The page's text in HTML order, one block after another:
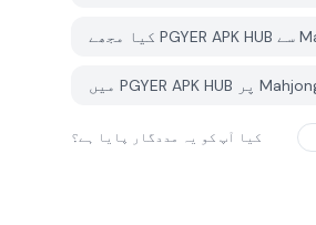
کیا آپ کو یہ مددگار پایا ہے؟